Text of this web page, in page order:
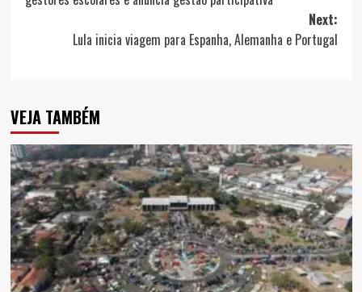
Next:
Lula inicia viagem para Espanha, Alemanha e Portugal
VEJA TAMBÉM